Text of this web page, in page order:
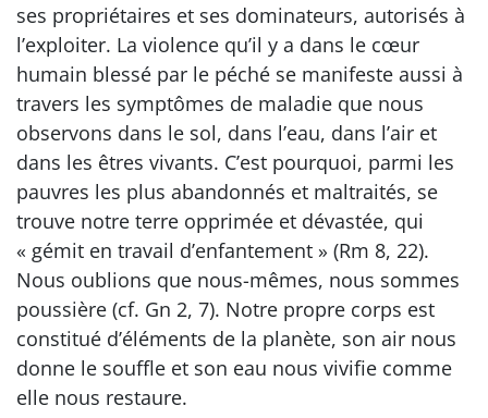
ses propriétaires et ses dominateurs, autorisés à
l’exploiter. La violence qu’il y a dans le cœur
humain blessé par le péché se manifeste aussi à
travers les symptômes de maladie que nous
observons dans le sol, dans l’eau, dans l’air et
dans les êtres vivants. C’est pourquoi, parmi les
pauvres les plus abandonnés et maltraités, se
trouve notre terre opprimée et dévastée, qui
« gémit en travail d’enfantement » (Rm 8, 22).
Nous oublions que nous-mêmes, nous sommes
poussière (cf. Gn 2, 7). Notre propre corps est
constitué d’éléments de la planète, son air nous
donne le souffle et son eau nous vivifie comme
elle nous restaure.